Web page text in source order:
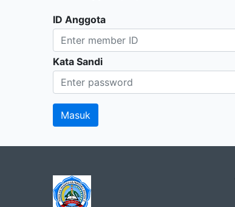
ID Anggota
Kata Sandi